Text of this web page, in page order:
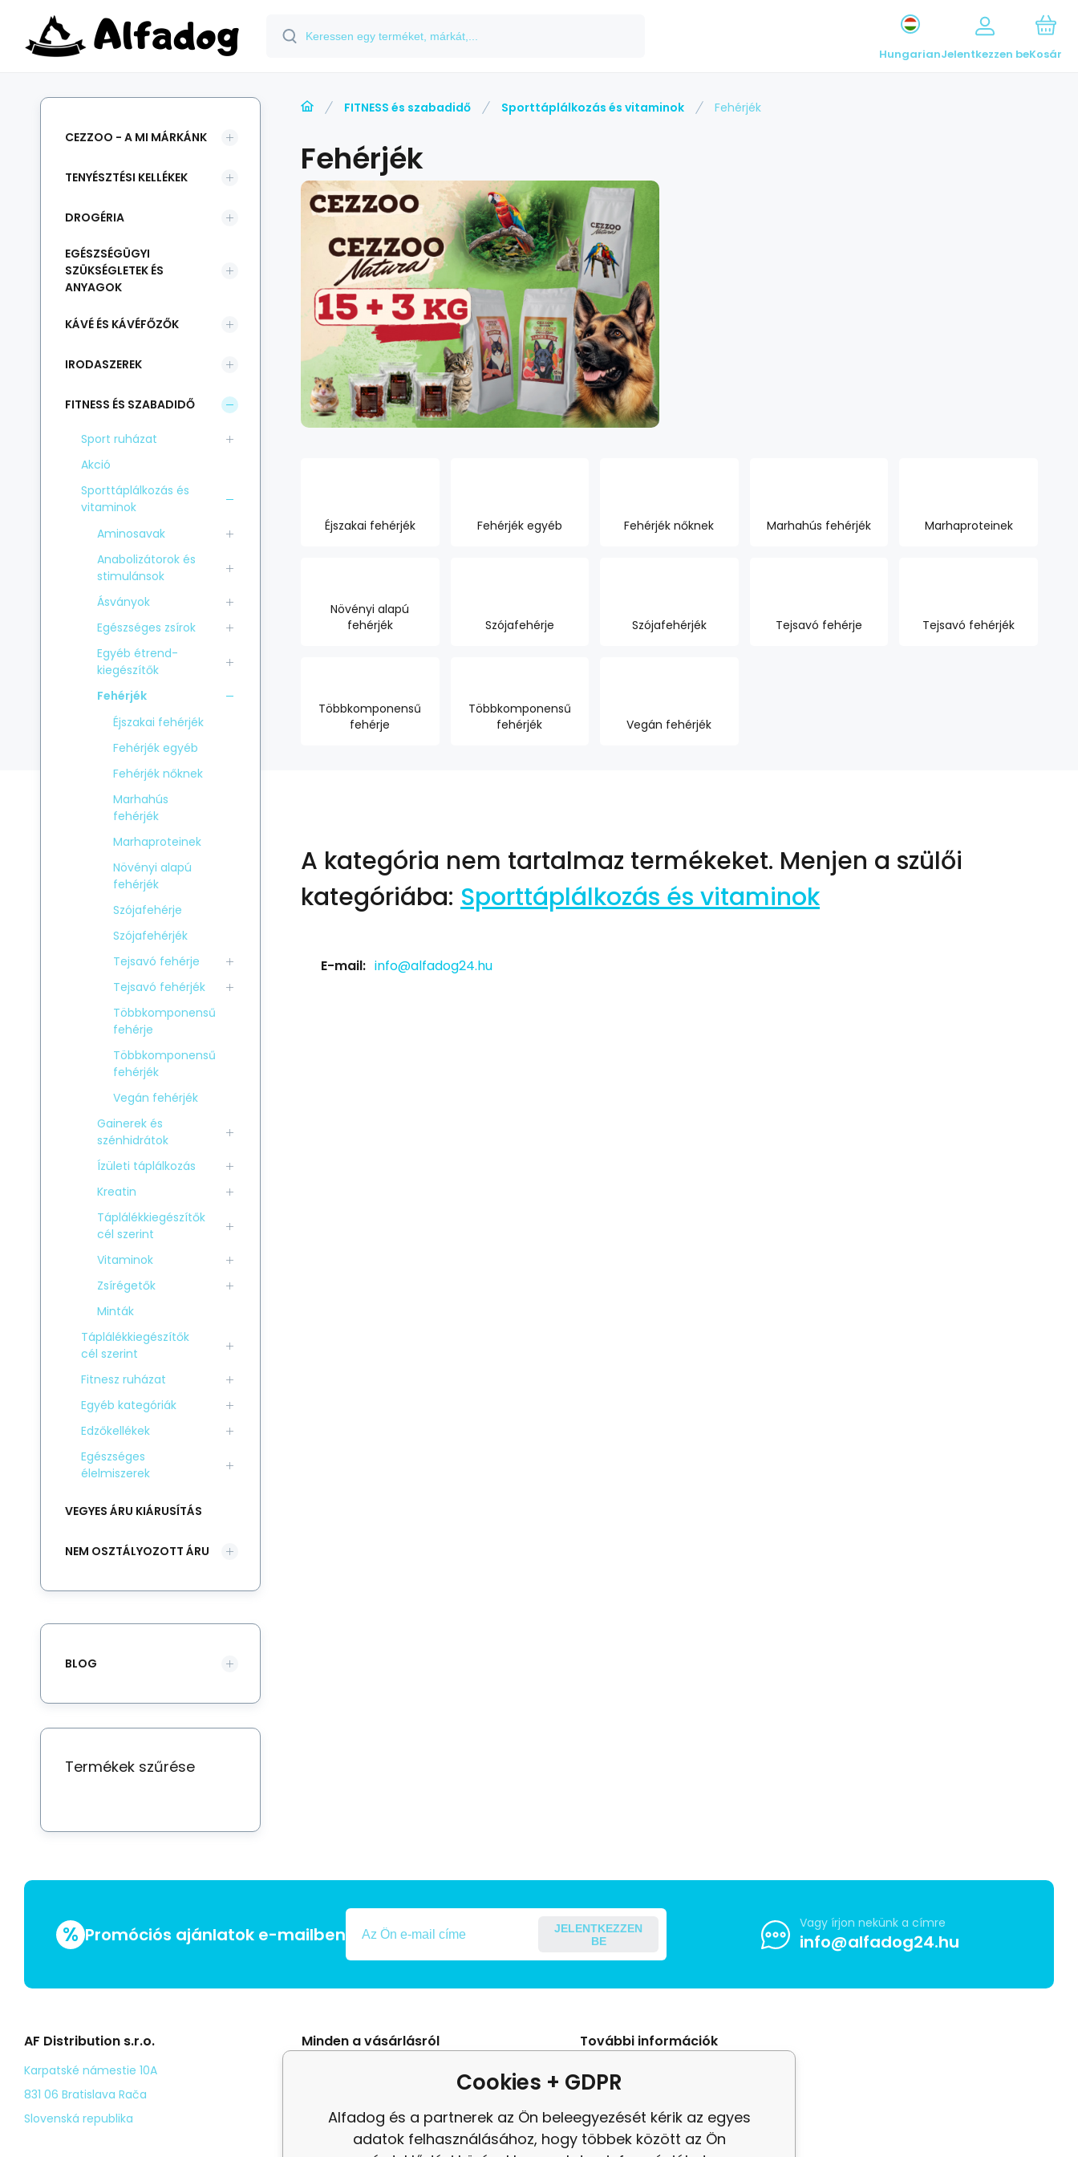
HungarianJelentkezzen beKosár
FITNESS és szabadidő Sporttáplálkozás és vitaminok Fehérjék
Fehérjék
Éjszakai fehérjék Fehérjék egyéb Fehérjék nőknek Marhahús fehérjék Marhaproteinek
Növényi alapú
fehérjék
Szójafehérje Szójafehérjék Tejsavó fehérje Tejsavó fehérjék
Többkomponensű
fehérje
Többkomponensű
fehérjék
Vegán fehérjék
A kategória nem tartalmaz termékeket. Menjen a szülői
kategóriába: Sporttáplálkozás és vitaminok
E-mail: info@alfadog24.hu
CEZZOO - A MI MÁRKÁNK
TENYÉSZTÉSI KELLÉKEK
DROGÉRIA
EGÉSZSÉGÜGYI
SZÜKSÉGLETEK ÉS
ANYAGOK
KÁVÉ ÉS KÁVÉFŐZŐK
IRODASZEREK
FITNESS ÉS SZABADIDŐ
Sport ruházat
Akció
Sporttáplálkozás és
vitaminok
Aminosavak
Anabolizátorok és
stimulánsok
Ásványok
Egészséges zsírok
Egyéb étrend-
kiegészítők
Fehérjék
Éjszakai fehérjék
Fehérjék egyéb
Fehérjék nőknek
Marhahús
fehérjék
Marhaproteinek
Növényi alapú
fehérjék
Szójafehérje
Szójafehérjék
Tejsavó fehérje
Tejsavó fehérjék
Többkomponensű
fehérje
Többkomponensű
fehérjék
Vegán fehérjék
Gainerek és
szénhidrátok
Ízületi táplálkozás
Kreatin
Táplálékkiegészítők
cél szerint
Vitaminok
Zsírégetők
Minták
Táplálékkiegészítők
cél szerint
Fitnesz ruházat
Egyéb kategóriák
Edzőkellékek
Egészséges
élelmiszerek
VEGYES ÁRU KIÁRUSÍTÁS
NEM OSZTÁLYOZOTT ÁRU
BLOG
Termékek szűrése
% Promóciós ajánlatok e-mailben
JELENTKEZZEN
BE
Vagy írjon nekünk a címre
info@alfadog24.hu
AF Distribution s.r.o.
Karpatské námestie 10A
831 06 Bratislava Rača
Slovenská republika
Minden a vásárlásról
Személyes adatok védelme
Kézbesítés
További információk
panasz
Felülvizsgálat
Cookies + GDPR
Alfadog és a partnerek az Ön beleegyezését kérik az egyes
adatok felhasználásához, hogy többek között az Ön